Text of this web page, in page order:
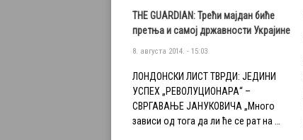
THE GUARDIAN: Трећи мајдан биће
претња и самој државности Украјине
8. августа 2014. - 15:03
ЛОНДОНСКИ ЛИСТ ТВРДИ: ЈЕДИНИ
УСПЕХ „РЕВОЛУЦИОНАРА“ –
СВРГАВАЊЕ ЈАНУКОВИЧА „Много
зависи од тога да ли ће се рат на …